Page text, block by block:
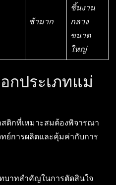
ช้ามาก
ชิ้นงาน
กลวง
ขนาด
ใหญ่
กประเภทแม่
ติกที่เหมาะสมต้องพิจารณา
ย์การผลิตและคุ้มค่ากับการ
บาทสำคัญในการตัดสินใจ